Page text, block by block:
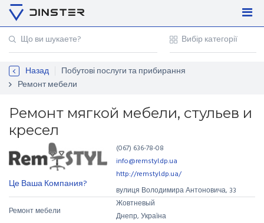
Регістрація
Контакти
Назад
Побутові послуги та прибирання
Ремонт мебели
Ремонт мягкой мебели, стульев и
кресел
Це Ваша Компания?
Ремонт мебели
(067) 636-78-08
info@remstyl.dp.ua
http://remstyl.dp.ua/
вулиця Володимира Антоновича,33
Жовтневый
Днепр, Україна